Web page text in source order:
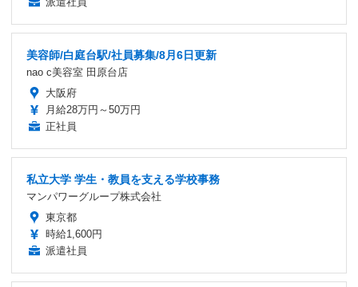
美容師/白庭台駅/社員募集/8月6日更新
nao c美容室 田原台店
大阪府
月給28万円～50万円
正社員
私立大学 学生・教員を支える学校事務
マンパワーグループ株式会社
東京都
時給1,600円
派遣社員